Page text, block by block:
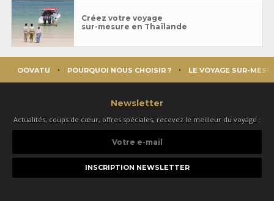
Créez votre voyage
sur-mesure en Thaïlande
OOVATU POURQUOI NOUS CHOISIR ? LE VOYAGE SUR-
Newsletter
Actualités, coups de cœur, offres spéciales, recevez le meilleur du voyage :
e-